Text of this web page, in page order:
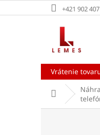
na
+421 902
Vrátenie
Domov